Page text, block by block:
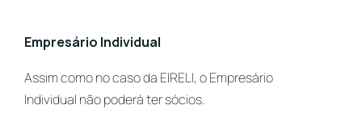
Empresário Individual
Assim como no caso da EIRELI, o Empresário
Individual não poderá ter sócios.